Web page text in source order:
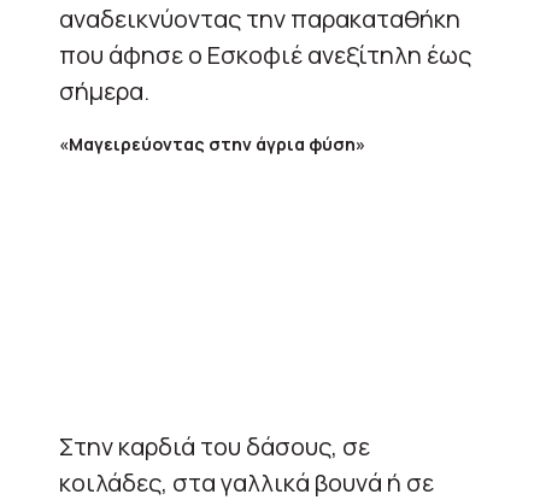
αναδεικνύοντας την παρακαταθήκη
που άφησε ο Εσκοφιέ ανεξίτηλη έως
σήμερα.
«Μαγειρεύοντας στην άγρια φύση»
Στην καρδιά του δάσους, σε
κοιλάδες, στα γαλλικά βουνά ή σε